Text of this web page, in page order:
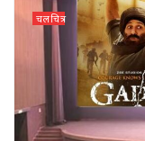
चलचित्र